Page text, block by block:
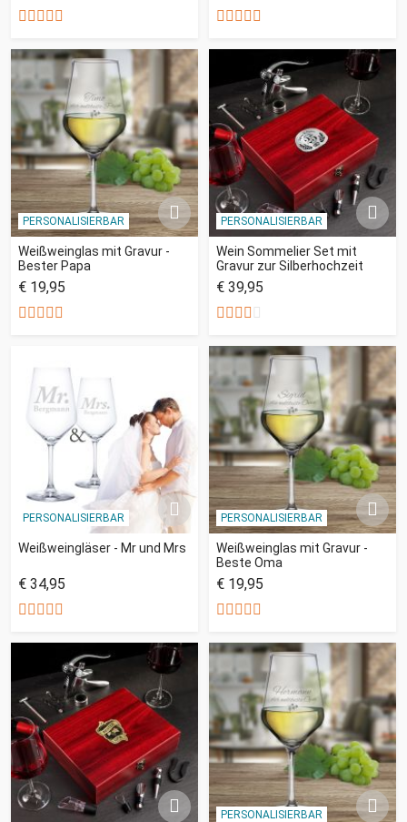
PERSONALISIERBAR
Weißweinglas mit Gravur -
Bester Papa
€ 19,95
PERSONALISIERBAR
Wein Sommelier Set mit
Gravur zur Silberhochzeit
€ 39,95
PERSONALISIERBAR
Weißweingläser - Mr und Mrs
€ 34,95
PERSONALISIERBAR
Weißweinglas mit Gravur -
Beste Oma
€ 19,95
PERSONALISIERBAR